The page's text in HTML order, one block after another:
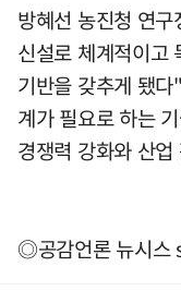
방혜선 농진청 연
신설로 체계적이고
기반을 갖추게 됐
계가 필요로 하는
경쟁력 강화와 산
◎공감언론 뉴시스